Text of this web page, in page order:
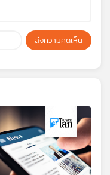
ส่งความคิดเห็น